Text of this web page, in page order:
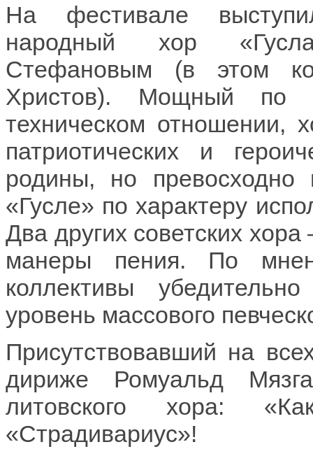
На фестивале
народный хор
Стефановым (в этом
Христов). Мощный по
техническом отношении,
патриотических и
родины, но превосходно
«Гусле» по характеру
Два других советских
манеры пения. По
коллективы
уровень массового
Присутствовавший на
дириже Ромуальд
литовского хора:
«Страдивариус»!